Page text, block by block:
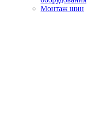
Монтаж шин